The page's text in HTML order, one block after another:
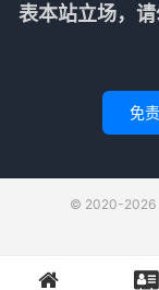
表本站立场，
免
© 2020-2026